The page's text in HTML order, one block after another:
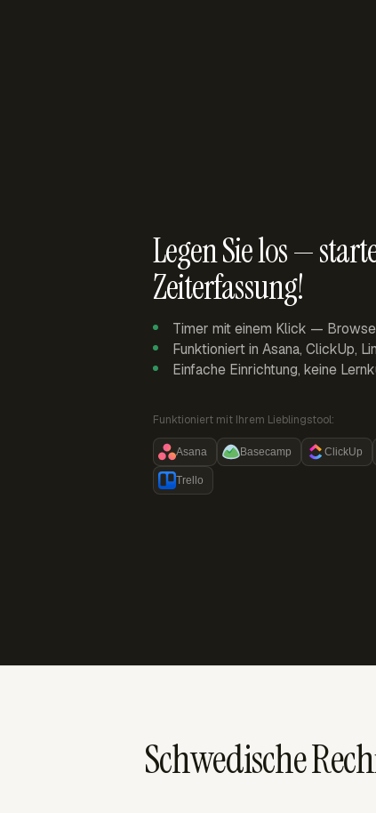
Legen Sie los —
Zeiterfassung!
Timer mit einem Klick —
Funktioniert in Asana, ClickUp,
Einfache Einrichtung, keine
Funktioniert mit Ihrem Lieblingstool:
Asana Basecamp ClickUp
Trello
Schwedische